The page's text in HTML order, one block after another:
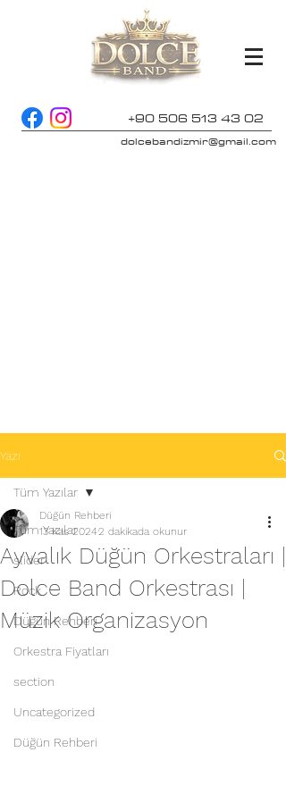
dolcebandizmir@gmail.com
+90 506 513 43 02
Yazı
Tüm Yazılar
slider
Rock
Düğün Rehberi
Orkestra Fiyatları
section
Uncategorized
Düğün Rehberi
Tüm Yazılar
Ayvalık Düğün Orkestraları |
Dolce Band Orkestrası |
Müzik Organizasyon
Düğün Rehberi
13 Kas 20242 dakikada okunur